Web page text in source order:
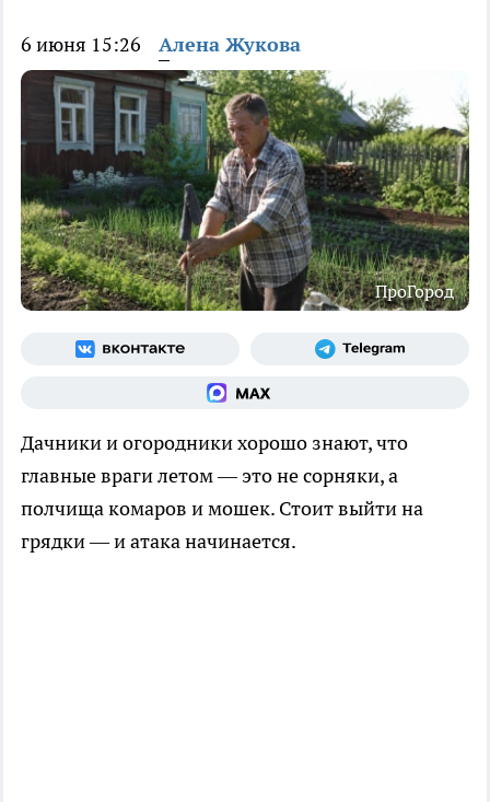
6 июня 15:26 Алена Жукова
ПроГород
Дачники и огородники хорошо знают, что
главные враги летом — это не сорняки, а
полчища комаров и мошек. Стоит выйти на
грядки — и атака начинается.